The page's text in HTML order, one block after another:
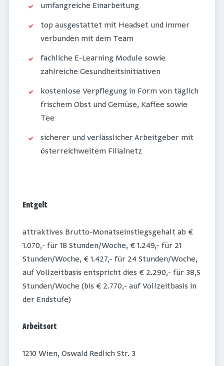
umfangreiche Einarbeitung
top ausgestattet mit Headset und immer
verbunden mit dem Team
fachliche E-Learning Module sowie
zahlreiche Gesundheitsinitiativen
kostenlose Verpflegung in Form von täglich
frischem Obst und Gemüse, Kaffee sowie
Tee
sicherer und verlässlicher Arbeitgeber mit
österreichweitem Filialnetz
Entgelt
attraktives Brutto-Monatseinstiegsgehalt ab €
1.070,- für 18 Stunden/Woche, € 1.249,- für 21
Stunden/Woche, € 1.427,- für 24 Stunden/Woche,
auf Vollzeitbasis entspricht dies € 2.290,- für 38,5
Stunden/Woche (bis € 2.770,- auf Vollzeitbasis in
der Endstufe)
Arbeitsort
1210 Wien, Oswald Redlich Str. 3